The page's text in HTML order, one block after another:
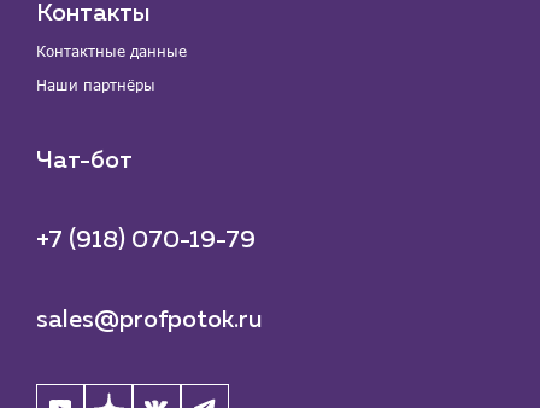
Контакты
Контактные данные
Наши партнёры
Чат-бот
+7 (918) 070-19-79
sales@profpotok.ru